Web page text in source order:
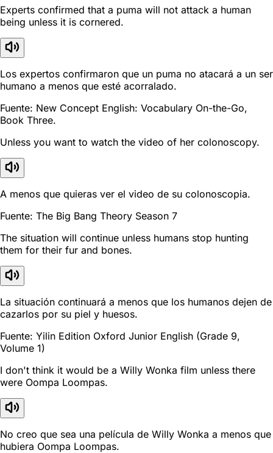
Experts confirmed that a puma will not attack a human
being unless it is cornered.
Los expertos confirmaron que un puma no atacará a un ser
humano a menos que esté acorralado.
Fuente: New Concept English: Vocabulary On-the-Go,
Book Three.
Unless you want to watch the video of her colonoscopy.
A menos que quieras ver el video de su colonoscopia.
Fuente: The Big Bang Theory Season 7
The situation will continue unless humans stop hunting
them for their fur and bones.
La situación continuará a menos que los humanos dejen de
cazarlos por su piel y huesos.
Fuente: Yilin Edition Oxford Junior English (Grade 9,
Volume 1)
I don't think it would be a Willy Wonka film unless there
were Oompa Loompas.
No creo que sea una película de Willy Wonka a menos que
hubiera Oompa Loompas.